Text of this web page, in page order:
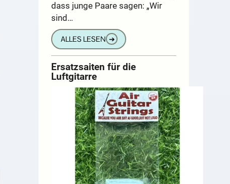
dass junge Paare sagen: „Wir
sind…
ALLES LESEN ➔
Ersatzsaiten für die
Luftgitarre